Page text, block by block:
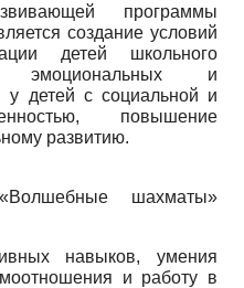
программы
создание условий
детей школьного
эмоциональных и
у детей с социальной и
повышение
развитию.
шахматы»
навыков, умения
и работу в